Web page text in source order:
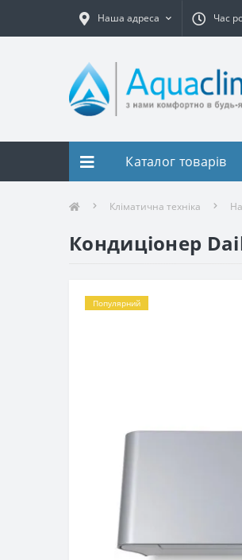
Наша адреса Час
Каталог товарів
Кліматична техніка
Кондиціонер
Популярний